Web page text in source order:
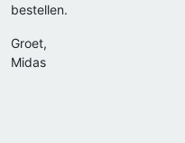
bestellen.
Groet,
Midas